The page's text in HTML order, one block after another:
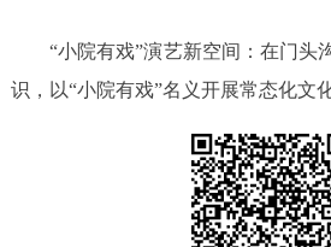
“小院有戏”演艺新空间：在门头
识，以“小院有戏”名义开展常态化文